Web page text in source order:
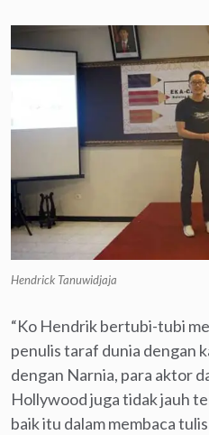
Hendrick Tanuwidjaja
“Ko Hendrik bertubi-tubi
penulis taraf dunia dengan
dengan Narnia, para aktor
Hollywood juga tidak jauh
baik itu dalam membaca